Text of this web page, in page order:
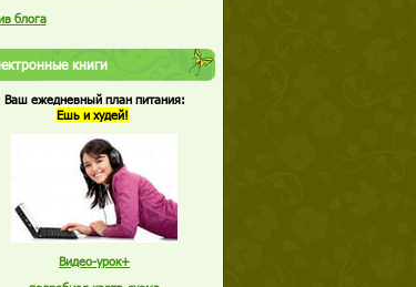
блога
книги
Ваш ежедневный план питания:
Ешь и худей!
Видео-урок+